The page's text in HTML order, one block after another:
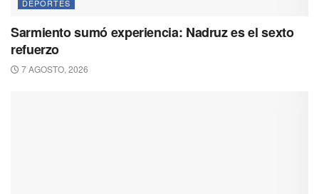
DEPORTES
Sarmiento sumó experiencia: Nadruz es el sexto
refuerzo
7 AGOSTO, 2026